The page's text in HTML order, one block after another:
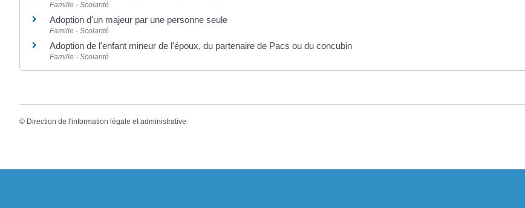
Famille - Scolarité
Adoption d'un majeur par une personne seule
Famille - Scolarité
Adoption de l'enfant mineur de l'époux, du partenaire de Pacs ou du concubin
Famille - Scolarité
© Direction de l'information légale et administrative